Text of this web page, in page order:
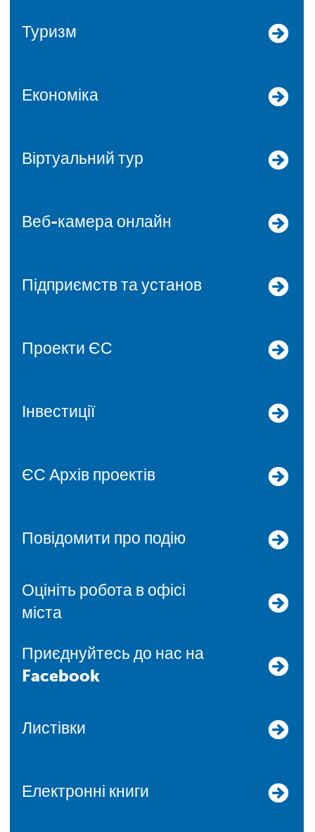
Туризм
Економіка
Віртуальний тур
Веб-камера онлайн
Підприємств та установ
Проекти ЄС
Інвестиції
ЄС Архів проектів
Повідомити про подію
Оцініть робота в офісі
міста
Приєднуйтесь до нас на
Facebook
Листівки
Електронні книги